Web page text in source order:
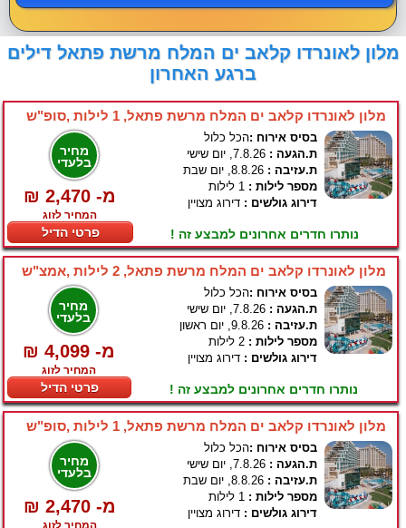
מלון לאונרדו קלאב ים המלח מרשת פתאל דילים
ברגע האחרון
מלון לאונרדו קלאב ים המלח מרשת פתאל, 1 לילות ,סופ"ש
מחיר
בלעדי
₪ 2,470 -מ
המחיר לזוג
פרטי הדיל
בסיס אירוח :הכל כלול
ת.הגעה :
ת.עזיבה :
מספר לילות :
דירוג גולשים : דירוג מצויין
נותרו חדרים אחרונים למבצע זה !
מלון לאונרדו קלאב ים המלח מרשת פתאל, 2 לילות ,אמצ"ש
מחיר
בלעדי
₪ 4,099 -מ
המחיר לזוג
פרטי הדיל
בסיס אירוח :הכל כלול
ת.הגעה :
ת.עזיבה :
מספר לילות :
דירוג גולשים : דירוג מצויין
נותרו חדרים אחרונים למבצע זה !
מלון לאונרדו קלאב ים המלח מרשת פתאל, 1 לילות ,סופ"ש
מחיר
בלעדי
₪ 2,470 -מ
המחיר לזוג
בסיס אירוח :הכל כלול
ת.הגעה :
ת.עזיבה :
מספר לילות :
דירוג גולשים : דירוג מצויין